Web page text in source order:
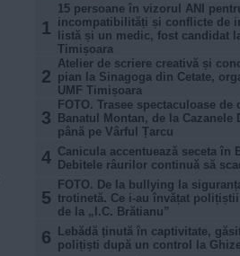
1
15 persoane în vizorul ANI
incompatibilități și conflicte de
listă și un medic, fost candidat
Timișoara
2
Atelier de scriere creativă și
pian la Sinagoga din Cetate,
UMF Timișoara
3
FOTO. Trasee spectaculoase de
Banatul Montan, de la Cazanele
până pe Vârful Țarcu
4 Canicula accentuează seceta în
Debitele râurilor continuă să
5
FOTO. De la bullying la
trotinetă. Ce i-au învățat
de la „I.C. Brătianu”
6
Lebădă ținută în captivitate,
polițiști după un control la